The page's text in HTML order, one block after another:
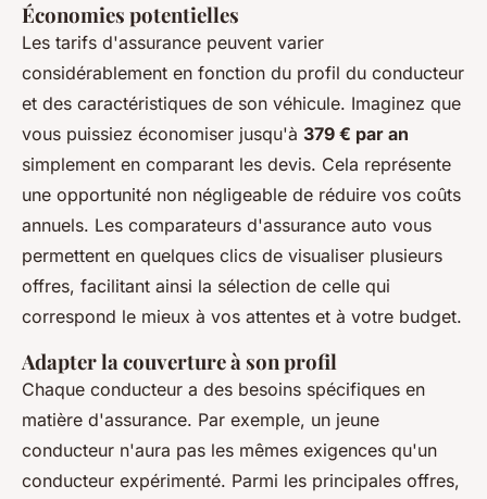
Économies potentielles
Les tarifs d'assurance peuvent varier
considérablement en fonction du profil du conducteur
et des caractéristiques de son véhicule. Imaginez que
vous puissiez économiser jusqu'à 379 € par an
simplement en comparant les devis. Cela représente
une opportunité non négligeable de réduire vos coûts
annuels. Les comparateurs d'assurance auto vous
permettent en quelques clics de visualiser plusieurs
offres, facilitant ainsi la sélection de celle qui
correspond le mieux à vos attentes et à votre budget.
Adapter la couverture à son profil
Chaque conducteur a des besoins spécifiques en
matière d'assurance. Par exemple, un jeune
conducteur n'aura pas les mêmes exigences qu'un
conducteur expérimenté. Parmi les principales offres,